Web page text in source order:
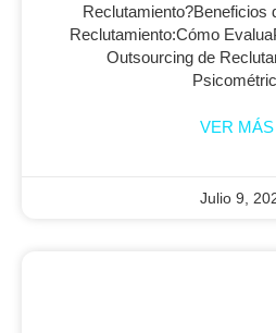
Reclutamiento?Beneficios
Reclutamiento:Cómo
Outsourcing de
VER
Julio 9,